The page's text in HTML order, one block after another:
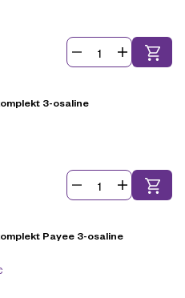
3-osaline
Payee 3-osaline